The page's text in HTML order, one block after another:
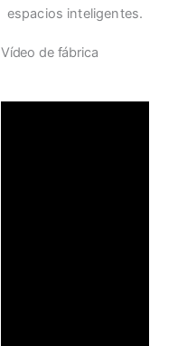
espacios inteligentes.
Vídeo de fábrica